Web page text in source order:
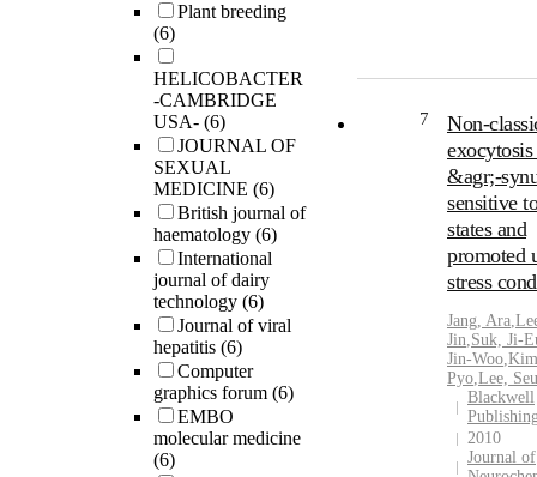
Plant breeding
(6)
HELICOBACTER
-CAMBRIDGE
USA- (6)
JOURNAL OF
SEXUAL
MEDICINE (6)
British journal of
haematology (6)
International
journal of dairy
technology (6)
Journal of viral
hepatitis (6)
Computer
graphics forum (6)
EMBO
molecular medicine
(6)
7
Non-
&agr;-
sensitive
states and
promoted
stress
Jang, Ara,
Jin,Suk, Ji-
Jin-Woo,
Pyo,Lee,
Blackwell
2010
Journal of